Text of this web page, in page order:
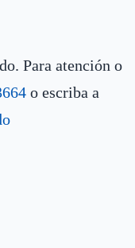
Para atención o
o escriba a